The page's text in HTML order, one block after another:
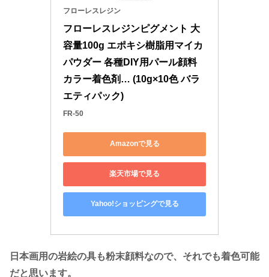
フローレスレジン
フローレスレジンピグメント 大
容量100g エポキシ樹脂用マイカ
パウダー 各種DIY用パール顔料
カラー着色剤… (10g×10色 バラ
エティパック)
FR-50
Amazonで見る
楽天市場で見る
Yahoo!ショッピングで見る
日本画用の岩絵の具も粉末顔料なので、それでも着色可能
だと思います。